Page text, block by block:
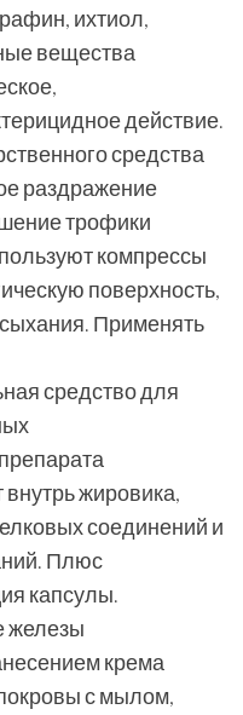
ихтиол,
вещества
действие.
средства
раздражение
трофики
компрессы
поверхность,
Применять
средство для
жировика,
соединений и
Плюс
капсулы.
железы
крема
с мылом,